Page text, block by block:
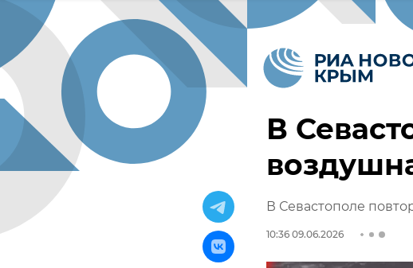
В
В Севастополе
10:36 09.06.2026